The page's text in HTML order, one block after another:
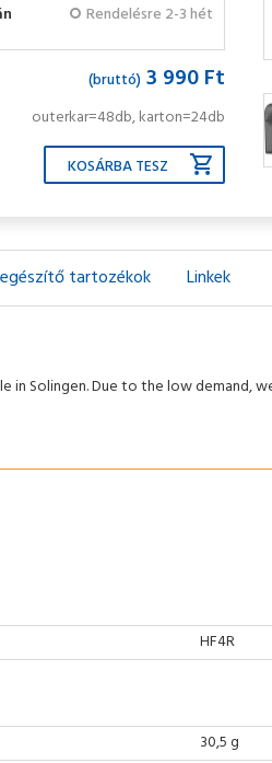
Rendelésre 2-3 hét
(bruttó) 3 990 Ft
outerkar=48db, karton=24db
tartozékok Linkek
in Solingen. Due to the low demand,
HF4R
30,5 g